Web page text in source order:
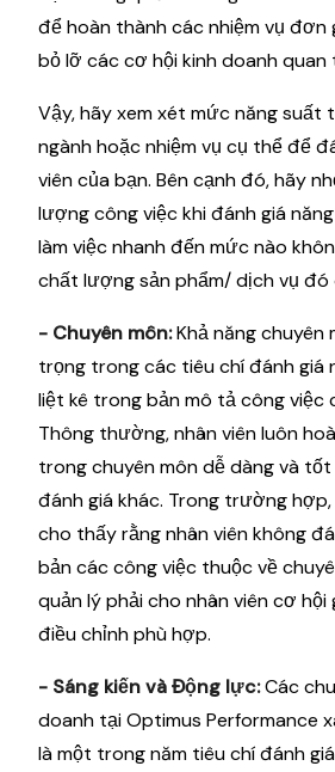
để hoàn thành các nhiệm vụ đơn
bỏ lỡ các cơ hội kinh doanh quan
Vậy, hãy xem xét mức năng suất
ngành hoặc nhiệm vụ cụ thể để
viên của bạn. Bên cạnh đó, hãy
lượng công việc khi đánh giá
làm việc nhanh đến mức nào
chất lượng sản phẩm/ dịch vụ đó
- Chuyên môn:Khả năng chuyên
trọng trong các tiêu chí đánh giá
liệt kê trong bản mô tả công việc
Thông thường, nhân viên luôn
trong chuyên môn dễ dàng và
đánh giá khác. Trong trường
cho thấy rằng nhân viên không
bản các công việc thuộc về
quản lý phải cho nhân viên cơ
điều chỉnh phù hợp.
- Sáng kiến ​​và Động lực:Các
doanh tại Optimus Performance
là một trong năm tiêu chí đánh